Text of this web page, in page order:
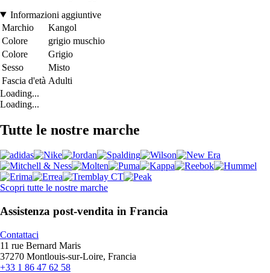
Informazioni aggiuntive
Marchio
Kangol
Colore
grigio muschio
Colore
Grigio
Sesso
Misto
Fascia d'età Adulti
Loading...
Loading...
Tutte le nostre marche
Scopri tutte le nostre marche
Assistenza post-vendita in Francia
Contattaci
11 rue Bernard Maris
37270 Montlouis-sur-Loire, Francia
+33 1 86 47 62 58